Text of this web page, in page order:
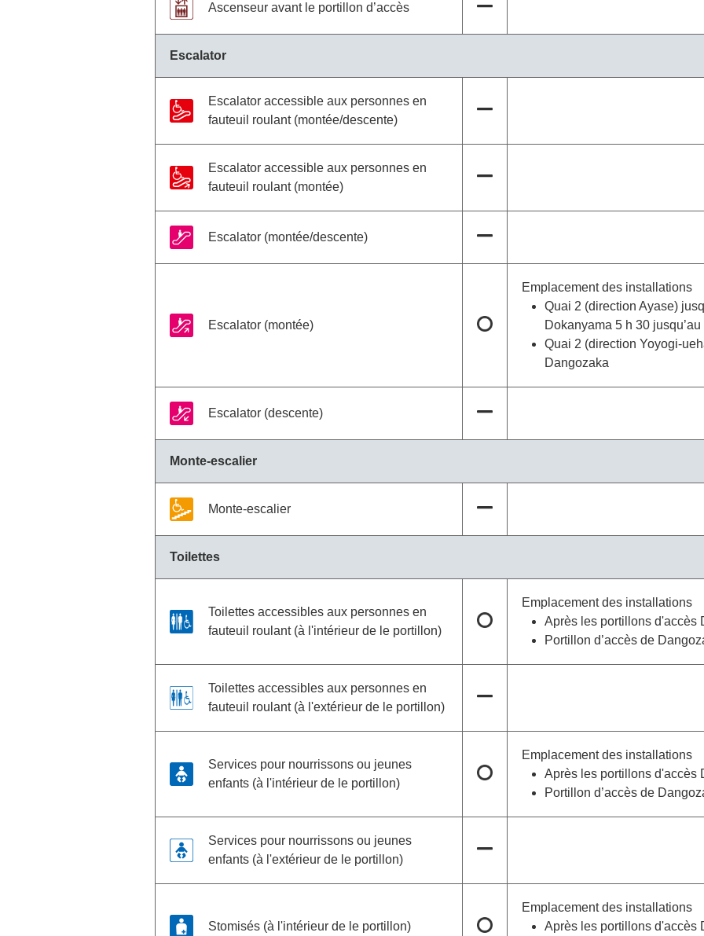
Ascenseur avant le portillon d’accès
Escalator
Escalator accessible aux personnes en
fauteuil roulant (montée/descente)
Escalator accessible aux personnes en
fauteuil roulant (montée)
Escalator (montée/descente)
Escalator (montée)
Emplacement des installations
Quai 2 (direction Ayase)
Dokanyama 5 h 30
Quai 2 (direction Yoyogi-
Dangozaka
Escalator (descente)
Monte-escalier
Monte-escalier
Toilettes
Toilettes accessibles aux personnes en
fauteuil roulant (à l'intérieur de le portillon)
Emplacement des installations
Après les portillons d'accès
Portillon d’accès de
Toilettes accessibles aux personnes en
fauteuil roulant (à l'extérieur de le portillon)
Services pour nourrissons ou jeunes
enfants (à l'intérieur de le portillon)
Emplacement des installations
Après les portillons d'accès
Portillon d’accès de
Services pour nourrissons ou jeunes
enfants (à l'extérieur de le portillon)
Stomisés (à l'intérieur de le portillon)
Emplacement des installations
Après les portillons d'accès